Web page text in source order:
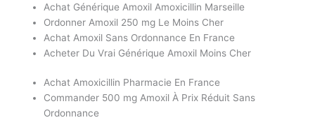
Achat Générique Amoxil Amoxicillin Marseille
Ordonner Amoxil 250 mg Le Moins Cher
Achat Amoxil Sans Ordonnance En France
Acheter Du Vrai Générique Amoxil Moins Cher
Achat Amoxicillin Pharmacie En France
Commander 500 mg Amoxil À Prix Réduit Sans
Ordonnance